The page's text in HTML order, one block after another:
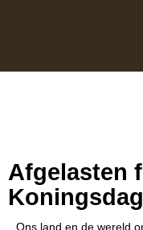
Afgelasten
Ons land en de wereld